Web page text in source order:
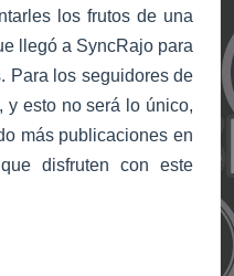
los frutos de una
llegó a SyncRajo para
Para los seguidores de
y esto no será lo único,
más publicaciones en
disfruten con este